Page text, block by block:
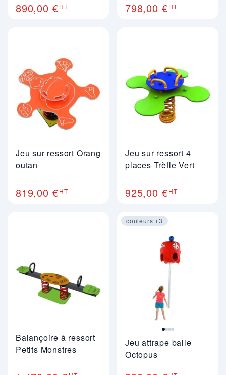
890,00 €HT 798,00 €HT
Jeu sur ressort Orang
outan
819,00 €HT
Jeu sur ressort 4
places Trèfle Vert
925,00 €HT
Balançoire à ressort
Petits Monstres
couleurs +3
Image 1 sur 4
Jeu attrape balle
Octopus